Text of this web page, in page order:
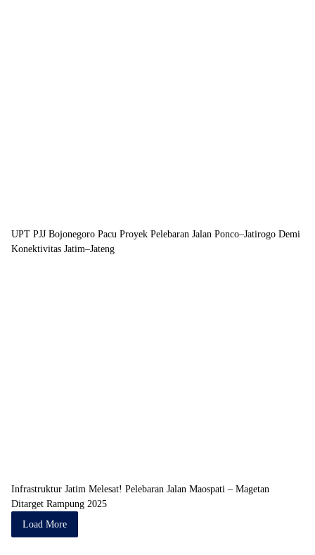
UPT PJJ Bojonegoro Pacu Proyek Pelebaran Jalan Ponco–Jatirogo Demi
Konektivitas Jatim–Jateng
Infrastruktur Jatim Melesat! Pelebaran Jalan Maospati – Magetan
Ditarget Rampung 2025
Load More